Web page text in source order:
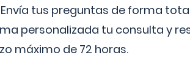
tus preguntas de forma
personalizada tu consulta y
máximo de 72 horas.